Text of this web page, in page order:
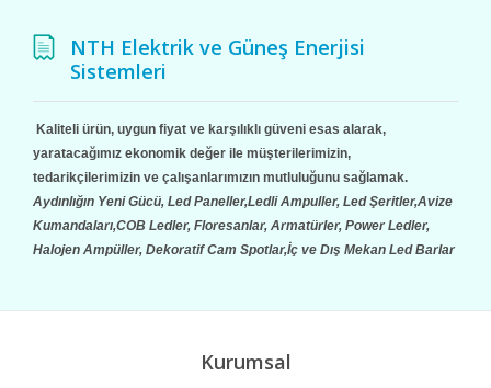
NTH Elektrik ve Güneş Enerjisi
Sistemleri
Kaliteli ürün, uygun fiyat ve karşılıklı güveni esas alarak,
yaratacağımız ekonomik değer ile müşterilerimizin,
tedarikçilerimizin ve çalışanlarımızın mutluluğunu sağlamak.
Aydınlığın Yeni Gücü, Led Paneller,Ledli Ampuller, Led Şeritler,Avize
Kumandaları,COB Ledler, Floresanlar, Armatürler, Power Ledler,
Halojen Ampüller, Dekoratif Cam Spotlar,İç ve Dış Mekan Led Barlar
Kurumsal